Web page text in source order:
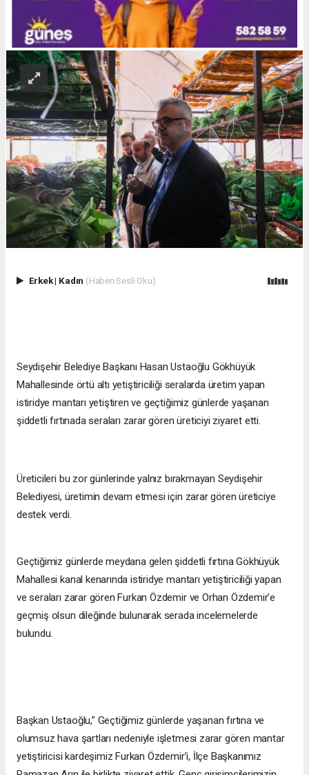
Erkek| Kadın (Haberi Sesli Oku)
Seydişehir Belediye Başkanı Hasan Ustaoğlu Gökhüyük
Mahallesinde örtü altı yetiştiriciliği seralarda üretim yapan
istiridye mantarı yetiştiren ve geçtiğimiz günlerde yaşanan
şiddetli fırtınada seraları zarar gören üreticiyi ziyaret etti.
Üreticileri bu zor günlerinde yalnız bırakmayan Seydişehir
Belediyesi, üretimin devam etmesi için zarar gören üreticiye
destek verdi.
Geçtiğimiz günlerde meydana gelen şiddetli fırtına Gökhüyük
Mahallesi kanal kenarında istiridye mantarı yetiştiriciliği yapan
ve seraları zarar gören Furkan Özdemir ve Orhan Özdemir’e
geçmiş olsun dileğinde bulunarak serada incelemelerde
bulundu.
Başkan Ustaoğlu,” Geçtiğimiz günlerde yaşanan fırtına ve
olumsuz hava şartları nedeniyle işletmesi zarar gören mantar
yetiştiricisi kardeşimiz Furkan Özdemir’i, İlçe Başkanımız